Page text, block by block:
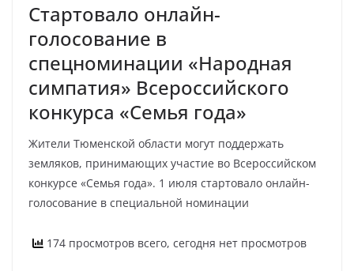
Стартовало онлайн-
голосование в
спецноминации «Народная
симпатия» Всероссийского
конкурса «Семья года»
Жители Тюменской области могут поддержать
земляков, принимающих участие во Всероссийском
конкурсе «Семья года». 1 июля стартовало онлайн-
голосование в специальной номинации
174 просмотров всего, сегодня нет просмотров